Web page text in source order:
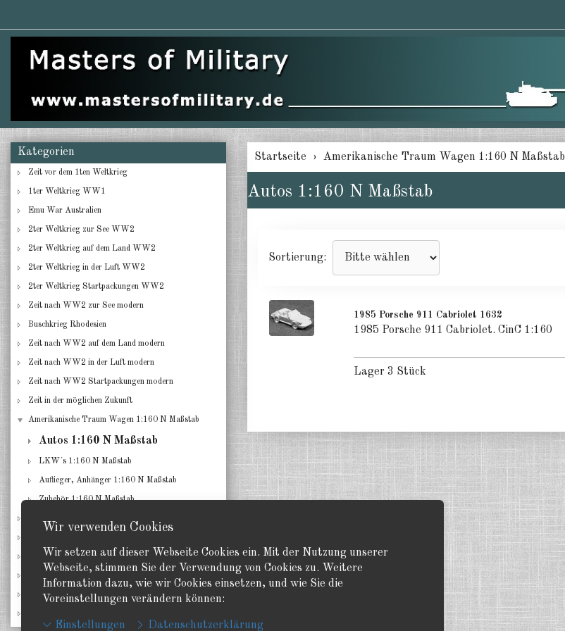
Wir verwenden Cookies
Wir setzen auf dieser Webseite Cookies ein. Mit der Nutzung unserer
Webseite, stimmen Sie der Verwendung von Cookies zu. Weitere
Information dazu, wie wir Cookies einsetzen, und wie Sie die
Voreinstellungen verändern können:
Einstellungen Datenschutzerklärung
Startseite Amerikanische Traum Wagen 1:160 N Maßstab
Autos 1:160 N Maßstab
Sortierung:
1985 Porsche 911 Cabriolet 1632
1985 Porsche 911 Cabriolet. CinC 1:160
Lager 3 Stück
Kategorien
Zeit vor dem 1ten Weltkrieg
1ter Weltkrieg WW1
Emu War Australien
2ter Weltkrieg zur See WW2
2ter Weltkrieg auf dem Land WW2
2ter Weltkrieg in der Luft WW2
2ter Weltkrieg Startpackungen WW2
Zeit nach WW2 zur See modern
Buschkrieg Rhodesien
Zeit nach WW2 auf dem Land modern
Zeit nach WW2 in der Luft modern
Zeit nach WW2 Startpackungen modern
Zeit in der möglichen Zukunft
Amerikanische Traum Wagen 1:160 N Maßstab
Autos 1:160 N Maßstab
LKW´s 1:160 N Maßstab
Auflieger, Anhänger 1:160 N Maßstab
Zubehör 1:160 N Maßstab
Spielanleitungen & Unterlagen
Restposten, Einzelstücke, Angebote
Probepackungen zum Testen